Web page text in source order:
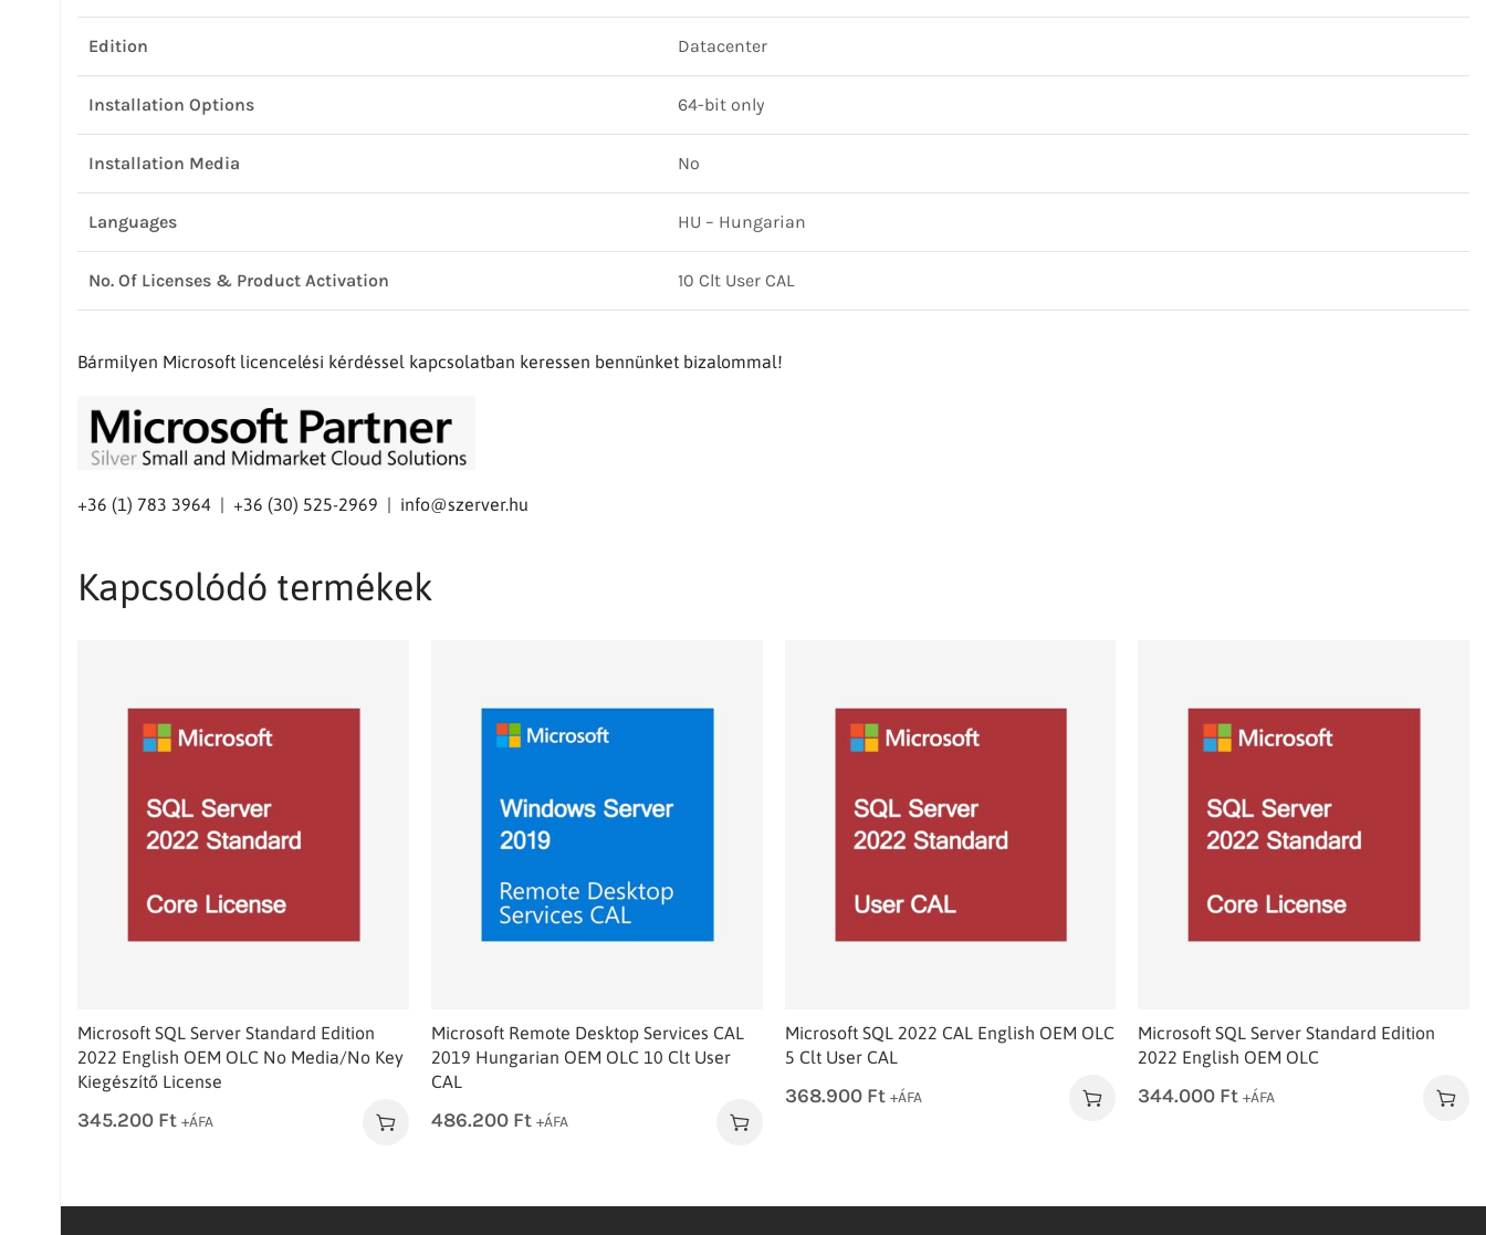
Edition Datacenter
Installation Options 64-bit only
Installation Media No
Languages HU – Hungarian
No. Of Licenses & Product Activation 10 Clt User CAL
Bármilyen Microsoft licencelési kérdéssel kapcsolatban keressen bennünket bizalommal!
+36 (1) 783 3964 | +36 (30) 525-2969 | info@szerver.hu
Kapcsolódó termékek
Microsoft SQL Server Standard Edition
2022 English OEM OLC No Media/No Key
Kiegészítő License
345.200 Ft +ÁFA
Microsoft Remote Desktop Services CAL
2019 Hungarian OEM OLC 10 Clt User
CAL
486.200 Ft +ÁFA
Microsoft SQL 2022 CAL English OEM OLC
5 Clt User CAL
368.900 Ft +ÁFA
Microsoft SQL Server Standard Edition
2022 English OEM OLC
344.000 Ft +ÁFA